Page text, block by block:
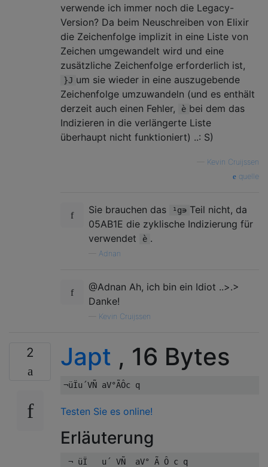
verwende ich immer noch die Legacy-
Version? Da beim Neuschreiben von Elixir
die Zeichenfolge implizit in eine Liste von
Zeichen umgewandelt wird und eine
zusätzliche Zeichenfolge erforderlich ist,
}J um sie wieder in eine auszugebende
Zeichenfolge umzuwandeln (und es enthält
derzeit auch einen Fehler,
è bei dem das
Indizieren in die verlängerte Liste
überhaupt nicht funktioniert) ..: S)
Kevin Cruijssen
quelle
Sie brauchen das ¹g∍ Teil nicht, da
05AB1E die zyklische Indizierung für
verwendet
è .
Adnan
@Adnan Ah, ich bin ein Idiot ..>.>
Danke!
Kevin Cruijssen
2 Japt , 16 Bytes
Testen Sie es online!
Erläuterung
¬ üÏ   u´ VÑ  aV° Ã Ô c q